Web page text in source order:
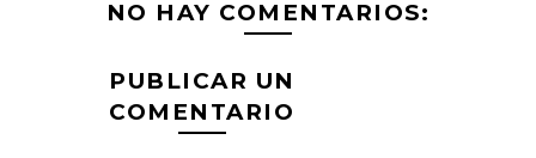
NO HAY COMENTARIOS:
PUBLICAR UN
COMENTARIO